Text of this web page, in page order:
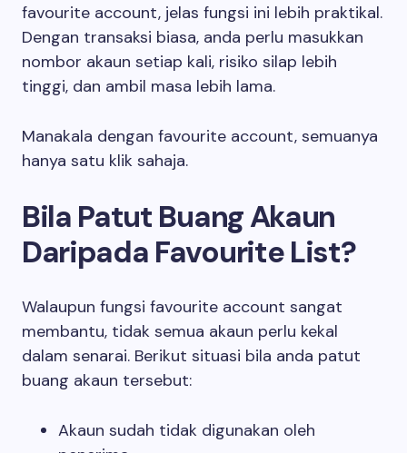
favourite account, jelas fungsi ini lebih praktikal.
Dengan transaksi biasa, anda perlu masukkan
nombor akaun setiap kali, risiko silap lebih
tinggi, dan ambil masa lebih lama.
Manakala dengan favourite account, semuanya
hanya satu klik sahaja.
Bila Patut Buang Akaun
Daripada Favourite List?
Walaupun fungsi favourite account sangat
membantu, tidak semua akaun perlu kekal
dalam senarai. Berikut situasi bila anda patut
buang akaun tersebut:
Akaun sudah tidak digunakan oleh